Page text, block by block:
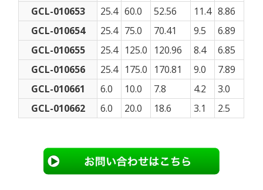
GCL-010653
25.4 60.0 52.56 11.4 8.86
GCL-010654
25.4 75.0 70.41 9.5
6.89
GCL-010655
25.4 125.0 120.96 8.4
6.85
GCL-010656
25.4 175.0 170.81 9.0
7.89
GCL-010661
6.0 10.0 7.8 4.2
3.0
GCL-010662
6.0 20.0 18.6 3.1 2.5